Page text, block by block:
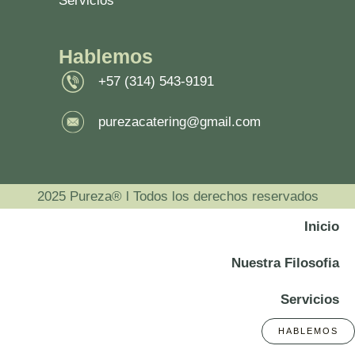
Hablemos
+57 (314) 543-9191
purezacatering@gmail.com
2025 Pureza® l Todos los derechos reservados
Inicio
Nuestra Filosofia
Servicios
HABLEMOS